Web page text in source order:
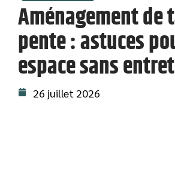
Aménagement de
pente : astuces
espace sans
26 juillet 2026